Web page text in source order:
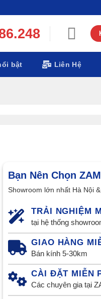
bật Liên Hệ
Bạn Nên Chọn
Showroom lớn nhất Hà Nội
TRẢI NGHIỆM
tại hệ thống
GIAO HÀNG
Bán kính 5-30km
CÀI ĐẶT MIỄN
Các chuyên gia tại